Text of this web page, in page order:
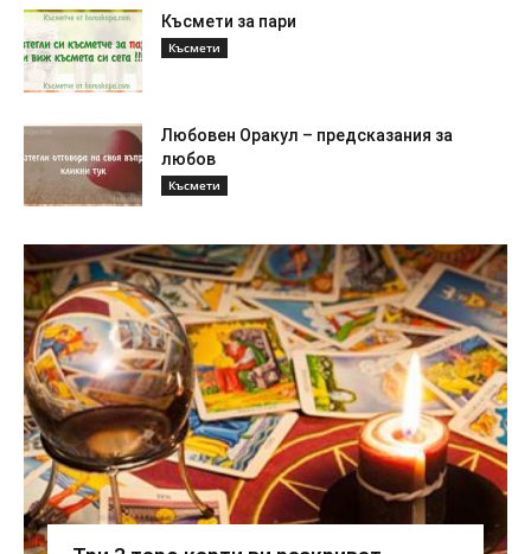
Късмети за пари
Късмети
Любовен Оракул – предсказания за
любов
Късмети